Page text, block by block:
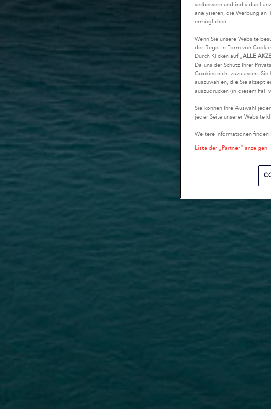
verbessern und individuell
analysieren, die Werbung an
ermöglichen.
Wenn Sie unsere Website
der Regel in Form von
Durch Klicken auf „ALLE
Da uns der Schutz Ihrer
Cookies nicht zuzulassen. Sie
auszuwählen, die Sie
auszudrücken (in diesem
Sie können Ihre Auswahl
jeder Seite unserer Website
Weitere Informationen finden
Liste der „Partner“ anzeigen